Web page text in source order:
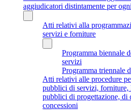
aggiudicatori distintamente per
Atti relativi alla
servizi e forniture
Programma biennale
servizi
Programma triennale
Atti relativi alle procedure
pubblici di servizi, forniture,
pubblici di progettazione, di
concessioni